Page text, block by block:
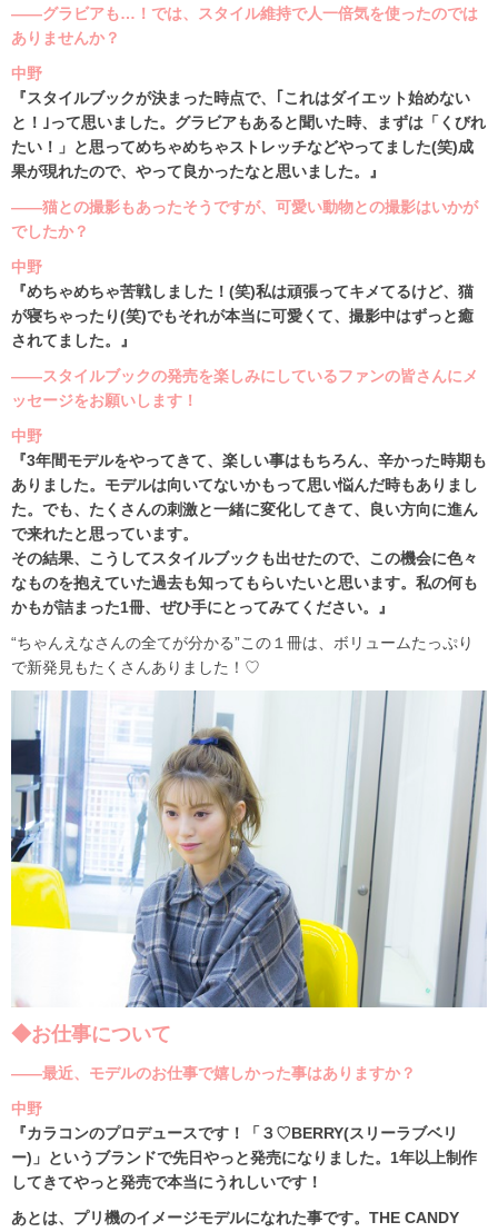
――グラビアも…！では、スタイル維持で人一倍気を使ったのでは
ありませんか？
中野
『スタイルブックが決まった時点で、｢これはダイエット始めない
と！｣って思いました。グラビアもあると聞いた時、まずは「くびれ
たい！」と思ってめちゃめちゃストレッチなどやってました(笑)成
果が現れたので、やって良かったなと思いました。』
――猫との撮影もあったそうですが、可愛い動物との撮影はいかが
でしたか？
中野
『めちゃめちゃ苦戦しました！(笑)私は頑張ってキメてるけど、猫
が寝ちゃったり(笑)でもそれが本当に可愛くて、撮影中はずっと癒
されてました。』
――スタイルブックの発売を楽しみにしているファンの皆さんにメ
ッセージをお願いします！
中野
『3年間モデルをやってきて、楽しい事はもちろん、辛かった時期も
ありました。モデルは向いてないかもって思い悩んだ時もありまし
た。でも、たくさんの刺激と一緒に変化してきて、良い方向に進ん
で来れたと思っています。
その結果、こうしてスタイルブックも出せたので、この機会に色々
なものを抱えていた過去も知ってもらいたいと思います。私の何も
かもが詰まった1冊、ぜひ手にとってみてください。』
“ちゃんえなさんの全てが分かる”この１冊は、ボリュームたっぷり
で新発見もたくさんありました！♡
◆お仕事について
――最近、モデルのお仕事で嬉しかった事はありますか？
中野
『カラコンのプロデュースです！「３♡BERRY(スリーラブベリ
ー)」というブランドで先日やっと発売になりました。1年以上制作
してきてやっと発売で本当にうれしいです！‬
あとは、プリ機のイメージモデルになれた事です。THE CANDY